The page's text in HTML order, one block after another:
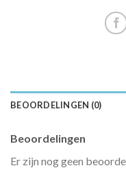
BEOORDELINGEN (0)
Beoordelingen
Er zijn nog geen